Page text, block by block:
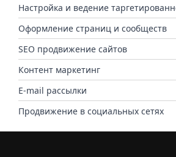
Настройка и ведение
Оформление страниц и сообществ
SEO продвижение сайтов
Контент маркетинг
E-mail рассылки
Продвижение в социальных сетях